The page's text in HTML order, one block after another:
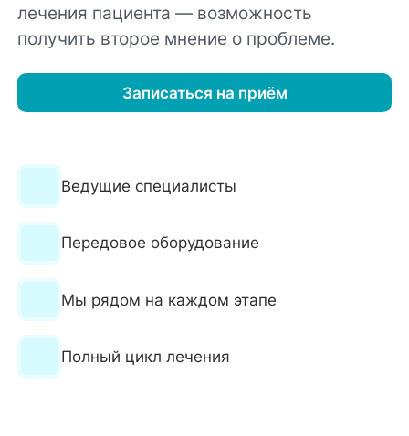
лечения пациента — возможность
получить второе мнение о проблеме.
Записаться на приём
Ведущие специалисты
Передовое оборудование
Мы рядом на каждом этапе
Полный цикл лечения